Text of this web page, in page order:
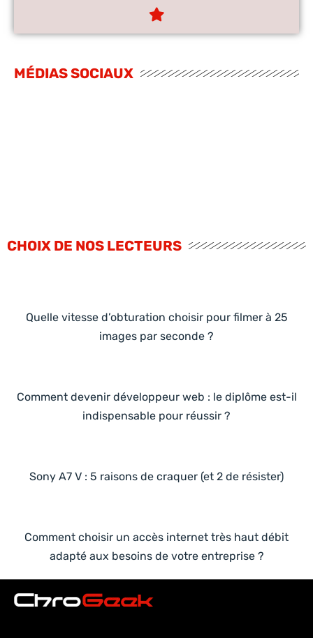
MÉDIAS SOCIAUX
CHOIX DE NOS LECTEURS
Quelle vitesse d’obturation choisir pour filmer à 25
images par seconde ?
Comment devenir développeur web : le diplôme est-il
indispensable pour réussir ?
Sony A7 V : 5 raisons de craquer (et 2 de résister)
Comment choisir un accès internet très haut débit
adapté aux besoins de votre entreprise ?